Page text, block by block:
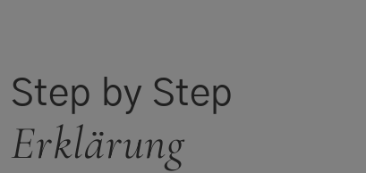
Step by Step
Erklärung